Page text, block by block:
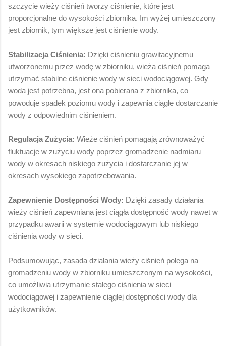
szczycie wieży ciśnień tworzy ciśnienie, które jest
proporcjonalne do wysokości zbiornika. Im wyżej umieszczony
jest zbiornik, tym większe jest ciśnienie wody.
Stabilizacja Ciśnienia: Dzięki ciśnieniu grawitacyjnemu
utworzonemu przez wodę w zbiorniku, wieża ciśnień pomaga
utrzymać stabilne ciśnienie wody w sieci wodociągowej. Gdy
woda jest potrzebna, jest ona pobierana z zbiornika, co
powoduje spadek poziomu wody i zapewnia ciągłe dostarczanie
wody z odpowiednim ciśnieniem.
Regulacja Zużycia: Wieże ciśnień pomagają zrównoważyć
fluktuacje w zużyciu wody poprzez gromadzenie nadmiaru
wody w okresach niskiego zużycia i dostarczanie jej w
okresach wysokiego zapotrzebowania.
Zapewnienie Dostępności Wody: Dzięki zasady działania
wieży ciśnień zapewniana jest ciągła dostępność wody nawet w
przypadku awarii w systemie wodociągowym lub niskiego
ciśnienia wody w sieci.
Podsumowując, zasada działania wieży ciśnień polega na
gromadzeniu wody w zbiorniku umieszczonym na wysokości,
co umożliwia utrzymanie stałego ciśnienia w sieci
wodociągowej i zapewnienie ciągłej dostępności wody dla
użytkowników.